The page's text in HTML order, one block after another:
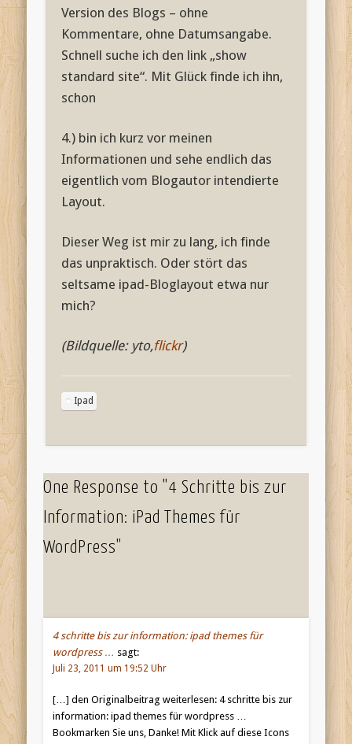
Version des Blogs – ohne
Kommentare, ohne Datumsangabe.
Schnell suche ich den link „show
standard site“. Mit Glück finde ich ihn,
schon
4.) bin ich kurz vor meinen
Informationen und sehe endlich das
eigentlich vom Blogautor intendierte
Layout.
Dieser Weg ist mir zu lang, ich finde
das unpraktisch. Oder stört das
seltsame ipad-Bloglayout etwa nur
mich?
(Bildquelle: yto,flickr)
Ipad
One Response to "4 Schritte bis zur
Information: iPad Themes für
WordPress"
4 schritte bis zur information: ipad themes für
wordpress … sagt:
Juli 23, 2011 um 19:52 Uhr
[…] den Originalbeitrag weiterlesen: 4 schritte bis zur
information: ipad themes für wordpress …
Bookmarken Sie uns, Danke! Mit Klick auf diese Icons